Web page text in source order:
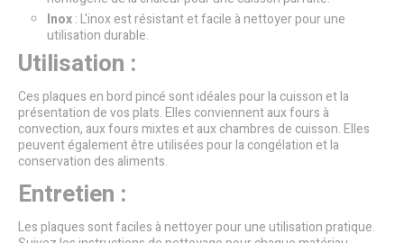
Inox: L'inox est résistant et facile à nettoyer pour une
utilisation durable.
Utilisation :
Ces plaques en bord pincé sont idéales pour la cuisson et la
présentation de vos plats. Elles conviennent aux fours à
convection, aux fours mixtes et aux chambres de cuisson. Elles
peuvent également être utilisées pour la congélation et la
conservation des aliments.
Entretien :
Les plaques sont faciles à nettoyer pour une utilisation pratique.